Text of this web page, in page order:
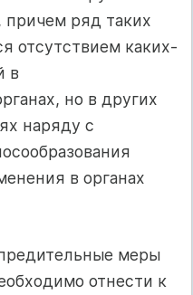
причем ряд таких
отсутствием каких-
в
но в других
наряду с
в органах
меры
отнести к